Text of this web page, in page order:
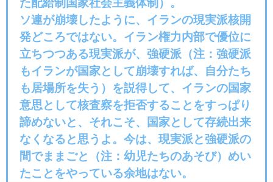
ソ連が崩壊したように、イランの現実派核開
発どころではない。イラン権力内部で優位に
立ちつつある現実派が、強硬派（注：強硬派
もイランが国家として崩壊すれば、自分たち
も居場所を失う）を説得して、イランの国家
意思として核査察を拒否することをすっぱり
諦めないと、それこそ、国家として存続出来
なくなると思うよ。今は、現実派と強硬派の
間でままごと（注：幼児たちのあそび）めい
たことをやっている余地はない。